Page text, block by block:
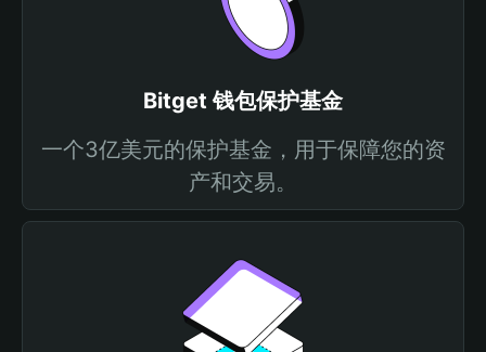
Bitget 钱包保护基金
一个3亿美元的保护基金，用于保障您的资
产和交易。